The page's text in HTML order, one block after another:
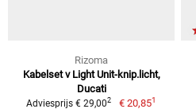
Rizoma
Kabelset v Light Unit-knip.licht,
Ducati
Adviesprijs € 29,002 € 20,851